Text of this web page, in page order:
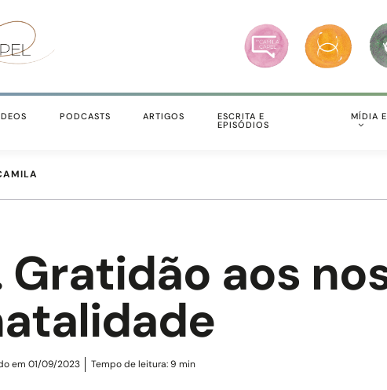
PODCASTS ARTIGOS ESCRITA E
EPISÓDIOS
MÍDIA
Gratidão aos
em 01/09/2023 Tempo de leitura: 9 min